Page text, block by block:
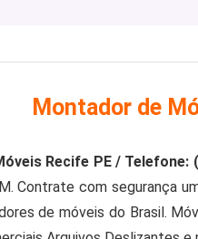
Montador de
Recife PE / Telefone:
Contrate com segurança
de móveis do Brasil.